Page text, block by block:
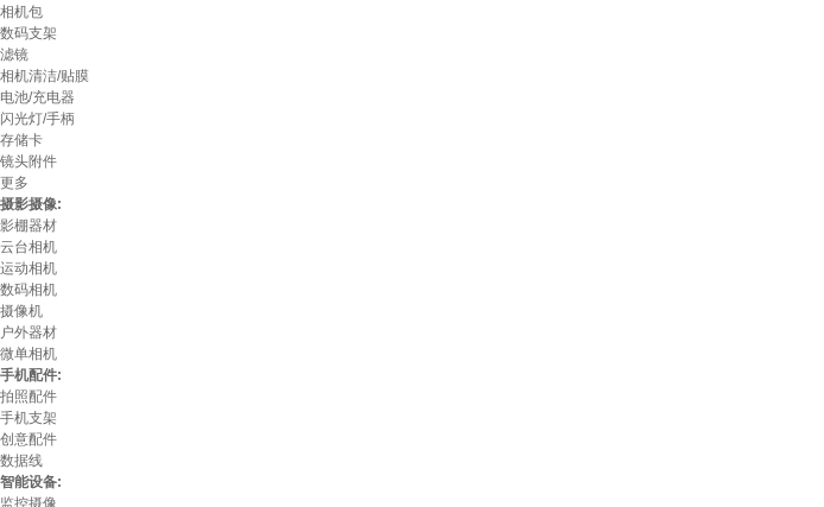
相机包
数码支架
滤镜
相机清洁/贴膜
电池/充电器
闪光灯/手柄
存储卡
镜头附件
更多
摄影摄像:
影棚器材
云台相机
运动相机
数码相机
摄像机
户外器材
微单相机
手机配件:
拍照配件
手机支架
创意配件
数据线
智能设备:
监控摄像